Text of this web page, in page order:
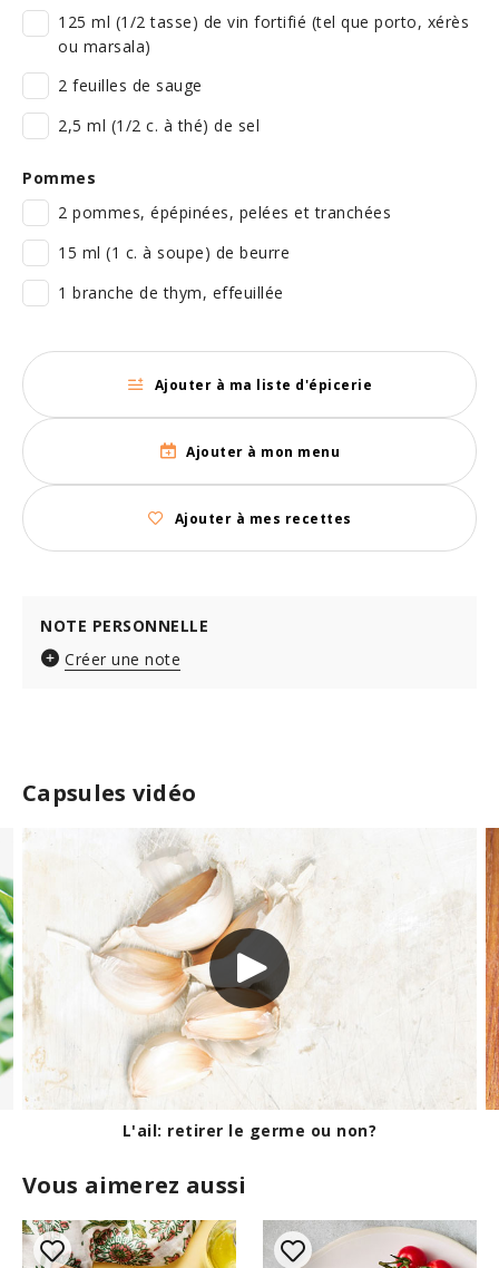
Capsules vidéo
Les différentes tasses à mesurer
Vous aimerez aussi
125 ml (1/2 tasse) de vin fortifié (tel que porto, xérès
ou marsala)
2 feuilles de sauge
2,5 ml (1/2 c. à thé) de sel
Pommes
2 pommes, épépinées, pelées et tranchées
15 ml (1 c. à soupe) de beurre
1 branche de thym, effeuillée
Ajouter à ma liste d'épicerie
Ajouter à mon menu
Ajouter à mes recettes
NOTE PERSONNELLE
Créer une note